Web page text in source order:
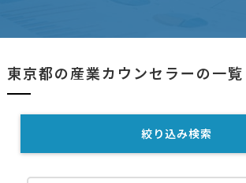
東京都の産業カウンセラーの一覧
絞り込み検索